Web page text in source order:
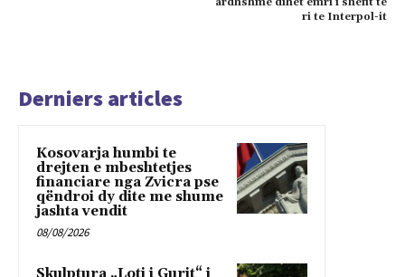
ri te Interpol-it
Derniers articles
Kosovarja humbi te
drejten e mbeshtetjes
financiare nga Zvicra pse
qëndroi dy dite me shume
jashta vendit
08/08/2026